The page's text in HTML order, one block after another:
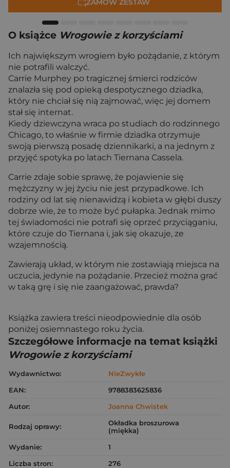
ZAMÓW ZESTAW
O książce Wrogowie z korzyściami
Ich największym wrogiem było pożądanie, z którym
nie potrafili walczyć.
Carrie Murphey po tragicznej śmierci rodziców
znalazła się pod opieką despotycznego dziadka,
który nie chciał się nią zajmować, więc jej domem
stał się internat.
Kiedy dziewczyna wraca po studiach do rodzinnego
Chicago, to właśnie w firmie dziadka otrzymuje
swoją pierwszą posadę dziennikarki, a na jednym z
przyjęć spotyka po latach Tiernana Cassela.
Carrie zdaje sobie sprawę, że pojawienie się
mężczyzny w jej życiu nie jest przypadkowe. Ich
rodziny od lat się nienawidzą i kobieta w głębi duszy
dobrze wie, że to może być pułapka. Jednak mimo
tej świadomości nie potrafi się oprzeć przyciąganiu,
które czuje do Tiernana i, jak się okazuje, ze
wzajemnością.
Zawierają układ, w którym nie zostawiają miejsca na
uczucia, jedynie na pożądanie. Przecież można grać
w taką grę i się nie zaangażować, prawda?
Książka zawiera treści nieodpowiednie dla osób
poniżej osiemnastego roku życia.
Szczegółowe informacje na temat książki
Wrogowie z korzyściami
Wydawnictwo:
NieZwykłe
EAN:
9788383625836
Autor:
Joanna Chwistek
Rodzaj oprawy:
Okładka broszurowa
(miękka)
Wydanie:
1
Liczba stron:
276